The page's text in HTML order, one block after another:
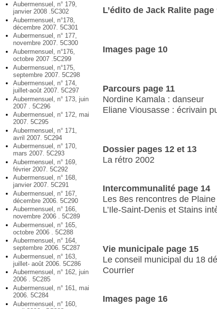
Aubermensuel, n° 179,
janvier 2008 .5C302
Aubermensuel, n°178,
décembre 2007. 5C301
Aubermensuel, n° 177,
novembre 2007. 5C300
Aubermensuel, n°176,
octobre 2007 .5C299
Aubermensuel, n°175,
septembre 2007. 5C298
Aubermensuel, n° 174,
juillet-août 2007. 5C297
Aubermensuel, n° 173, juin
2007 . 5C296
Aubermensuel, n° 172, mai
2007. 5C295
Aubermensuel, n° 171,
avril 2007. 5C294
Aubermensuel, n° 170,
mars 2007. 5C293
Aubermensuel, n° 169,
février 2007. 5C292
Aubermensuel, n° 168,
janvier 2007. 5C291
Aubermensuel, n° 167,
décembre 2006. 5C290
Aubermensuel, n° 166,
novembre 2006 . 5C289
Aubermensuel, n° 165,
octobre 2006 . 5C288
Aubermensuel, n° 164,
septembre 2006. 5C287
Aubermensuel, n° 163,
juillet- août 2006. 5C286
Aubermensuel, n° 162, juin
2006 . 5C285
Aubermensuel, n° 161, mai
2006. 5C284
Aubermensuel, n° 160,
L’édito de Jack Ralite page
Images page 10
Parcours page 11
Nordine Kamala : danseur
Eliane Viousasse : écrivain
Dossier pages 12 et 13
La rétro 2002
Intercommunalité page 14
Les 8es rencontres de
L’Ile-Saint-Denis et Stains
Vie municipale page 15
Le conseil municipal du 18
Courrier
Images page 16